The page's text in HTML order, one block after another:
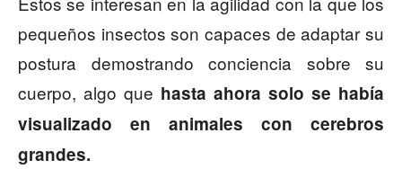
pequeños insectos son capaces de adaptar su
postura demostrando conciencia sobre su
cuerpo, algo que hasta ahora solo se había
visualizado en animales con cerebros
grandes.